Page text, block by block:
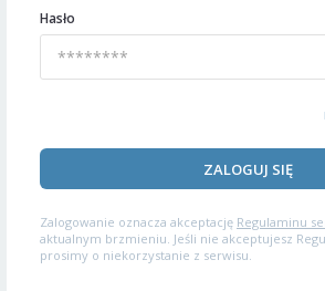
Hasło
ZALOGUJ SIĘ
Zalogowanie oznacza akceptację Regulaminu
aktualnym brzmieniu. Jeśli nie akceptujesz
prosimy o niekorzystanie z serwisu.